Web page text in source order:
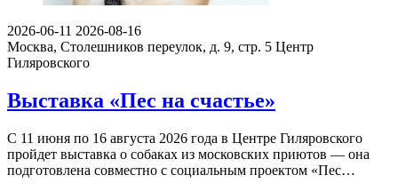
2026-06-11 2026-08-16
Москва, Столешников переулок, д. 9, стр. 5 Центр
Гиляровского
Выставка «Пес на счастье»
С 11 июня по 16 августа 2026 года в Центре Гиляровского
пройдет выставка о собаках из московских приютов — она
подготовлена совместно с социальным проектом «Пес…